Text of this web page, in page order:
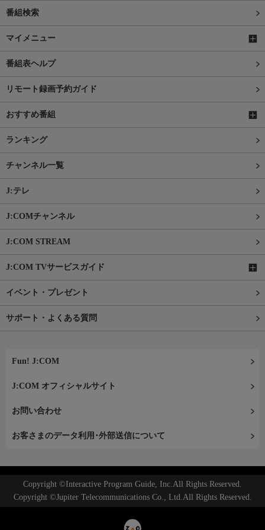
番組検索
マイメニュー
番組表ヘルプ
リモート録画予約ガイド
おすすめ番組
ランキング
チャンネル一覧
J:テレ
J:COMチャンネル
J:COM STREAM
J:COM TVサービスガイド
イベント・プレゼント
サポート・よくある質問
Fun! J:COM
J:COM オフィシャルサイト
お問い合わせ
お客さまのデータ利用･外部送信について
Copyright ©Interactive Program Guide, Inc.All Rights Reserved.
Copyright ©Jupiter Telecommunications Co., Ltd.All Rights Reserved.